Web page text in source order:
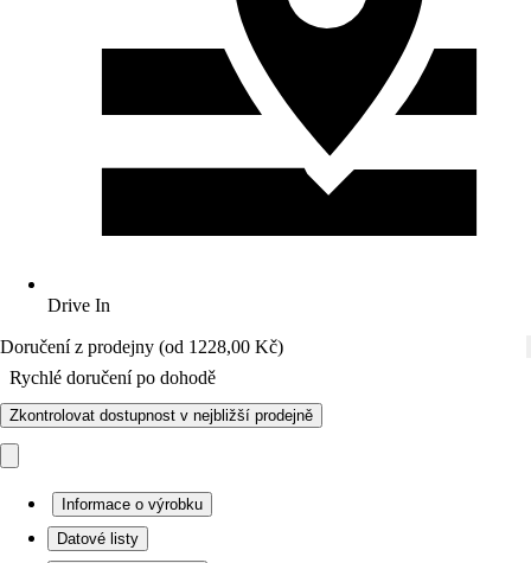
Drive In
Doručení z prodejny (od 1228,00 Kč)
Rychlé doručení po dohodě
Zkontrolovat dostupnost v nejbližší prodejně
Informace o výrobku
Datové listy